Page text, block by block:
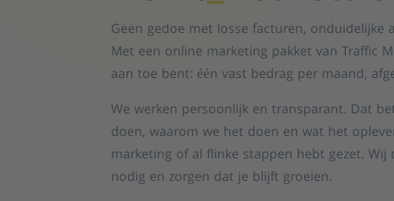
Geen gedoe met losse facturen, onduidelijke
Met een online marketing pakket van Traffic
aan toe bent: één vast bedrag per maand,
We werken persoonlijk en transparant. Dat
doen, waarom we het doen en wat het
marketing of al flinke stappen hebt gezet.
nodig en zorgen dat je blijft groeien.